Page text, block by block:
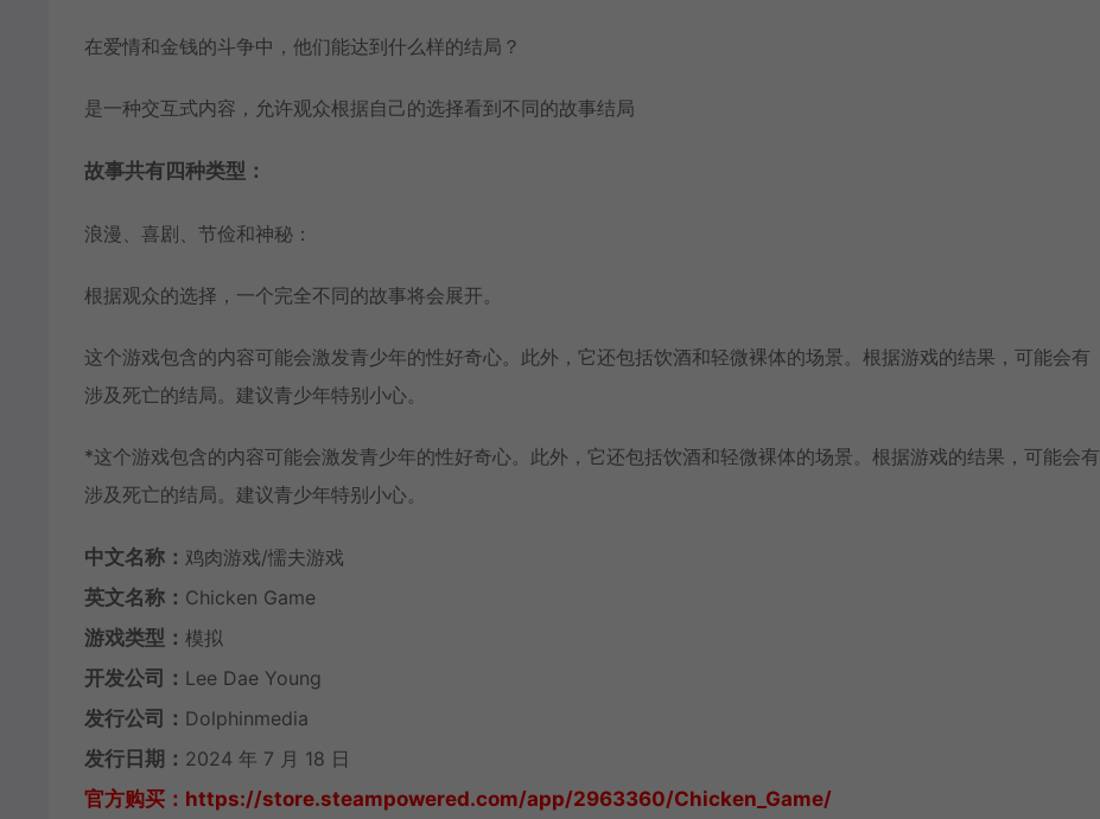
在爱情和金钱的斗争中，他们能达到什么样的结局？
是一种交互式内容，允许观众根据自己的选择看到不同的故事结局
故事共有四种类型：
浪漫、喜剧、节俭和神秘：
根据观众的选择，一个完全不同的故事将会展开。
这个游戏包含的内容可能会激发青少年的性好奇心。此外，它还包括饮酒和轻微裸体的场景。根据游戏的结果，可能会有
涉及死亡的结局。建议青少年特别小心。
*这个游戏包含的内容可能会激发青少年的性好奇心。此外，它还包括饮酒和轻微裸体的场景。根据游戏的结果，可能会有
涉及死亡的结局。建议青少年特别小心。
中文名称： 鸡肉游戏/懦夫游戏
英文名称： Chicken Game
游戏类型： 模拟
开发公司： Lee Dae Young
发行公司： Dolphinmedia
发行日期： 2024 年 7 月 18 日
官方购买：https://store.steampowered.com/app/2963360/Chicken_Game/